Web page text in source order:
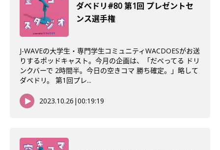
ダベドリ#80 第1回 プレゼントセ
ンス選手権
J-WAVEの大学生・専門学生コミュニティWACDOESがお送
りするポッドキャスト。今月の企画は、「だべってる ドリ
ンクバーで 2時間半。今日の空きコマ 勝ち確定。」略して
ダベドリ。 第1回プレ...
2023.10.26 |00:19:19